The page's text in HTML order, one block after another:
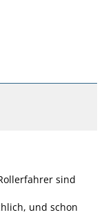
sind
und schon